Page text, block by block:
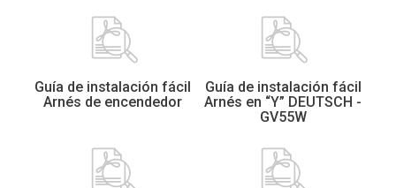
Guía de instalación fácil
Arnés de encendedor
Guía de instalación fácil
Arnés en “Y” DEUTSCH -
GV55W